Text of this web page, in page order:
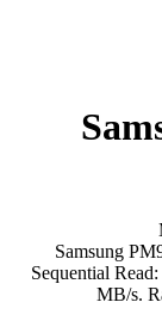
Samsung
Sequential
MB/s.